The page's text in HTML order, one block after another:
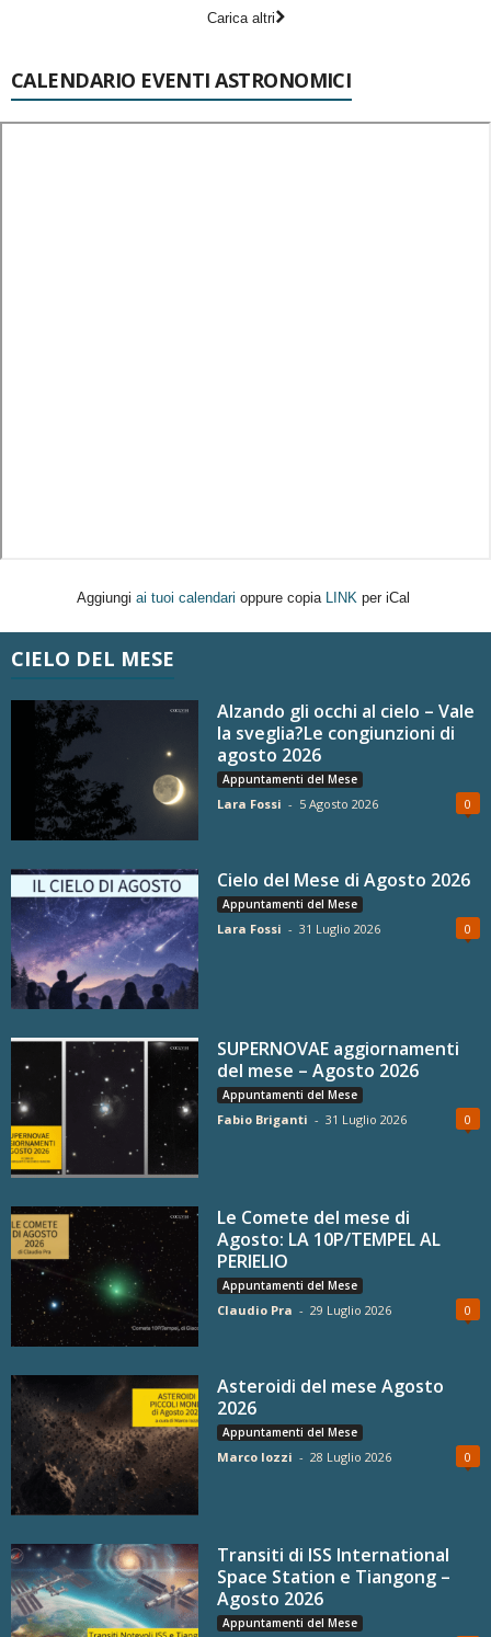
Carica altri
CALENDARIO EVENTI ASTRONOMICI
Aggiungi ai tuoi calendari oppure copia LINK per iCal
CIELO DEL MESE
Alzando gli occhi al cielo – Vale
la sveglia?Le congiunzioni di
agosto 2026
Appuntamenti del Mese
Lara Fossi - 5 Agosto 2026 0
Cielo del Mese di Agosto 2026
Appuntamenti del Mese
Lara Fossi - 31 Luglio 2026 0
SUPERNOVAE aggiornamenti
del mese – Agosto 2026
Appuntamenti del Mese
Fabio Briganti - 31 Luglio 2026 0
Le Comete del mese di
Agosto: LA 10P/TEMPEL AL
PERIELIO
Appuntamenti del Mese
Claudio Pra - 29 Luglio 2026 0
Asteroidi del mese Agosto
2026
Appuntamenti del Mese
Marco Iozzi - 28 Luglio 2026 0
Transiti di ISS International
Space Station e Tiangong –
Agosto 2026
Appuntamenti del Mese